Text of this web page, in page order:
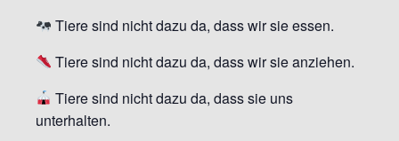
Tiere sind nicht dazu da, dass wir sie essen.
Tiere sind nicht dazu da, dass wir sie anziehen.
Tiere sind nicht dazu da, dass sie uns
unterhalten.